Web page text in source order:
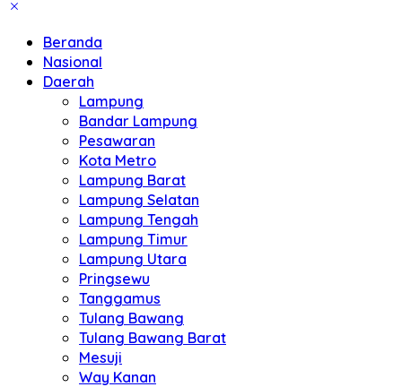
Beranda
Nasional
Daerah
Lampung
Bandar Lampung
Pesawaran
Kota Metro
Lampung Barat
Lampung Selatan
Lampung Tengah
Lampung Timur
Lampung Utara
Pringsewu
Tanggamus
Tulang Bawang
Tulang Bawang Barat
Mesuji
Way Kanan